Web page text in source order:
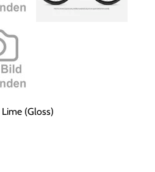
(Gloss)